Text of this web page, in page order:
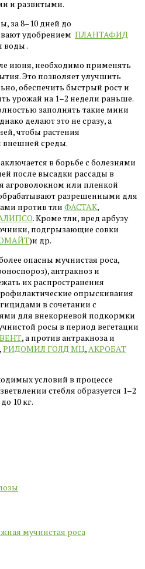
и развитыми.
за 8–10 дней до
удобрением ПЛАНТАФИД
воды .
июня, необходимо применять
Это позволяет улучшить
обеспечить быстрый рост и
урожай на 1–2 недели раньше.
заполнять такие мини
делают это не сразу, а
чтобы растения
внешней среды.
в борьбе с болезнями
после высадки рассады в
агроволокном или пленкой
разрешенными для
против тли ФАСТАК,
. Кроме тли, вред арбузу
подгрызающие совки
)и др.
опасны мучнистая роса,
антракноз и
их распространения
опрыскивания
в сочетании с
для внекорневой подкормки
росы в период вегетации
, а против антракноза и
РИДОМИЛ ГОЛД МЦ, АКРОБАТ
условий в процессе
стебля образуется 1–2
10 кг.
мучнистая роса